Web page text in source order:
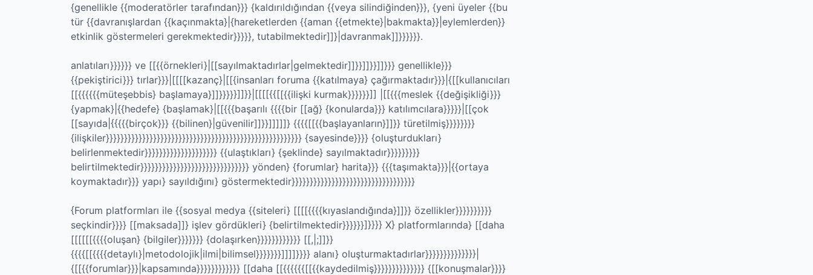
{genellikle {{moderatörler tarafından}}} {kaldırıldığından {{veya silindiğinden}}}, {yeni üyeler {{bu
tür {{davranışlardan {{kaçınmakta}|{hareketlerden {{aman {{etmekte}|bakmakta}}|eylemlerden}}
etkinlik göstermeleri gerekmektedir}}}}}, tutabilmektedir]]}|davranmak]]}}}}}}.
anlatıları}}}}}} ve [[{{örnekleri}|[[sayılmaktadırlar|gelmektedir]]}}]]}}]]}}} genellikle}}}
{{pekiştirici}}} tırlar}}}|[[[[kazanç}|[[{insanları foruma {{katılmaya} çağırmaktadır}}}|{[[kullanıcıları
[[{{{{{{müteşebbis} başlamaya}]]}}}}}]]}}|[[[[{{[[{{ilişki kurmak}}}}}}]] |[[{{{meslek {{değişikliği}}}
{yapmak}|{{hedefe} {başlamak}|[[{{{başarılı {{{{bir [[ağ} {konularda}}} katılımcılara}}}}}|[[çok
[[sayıda|{{{{{birçok}}} {{bilinen}|güvenilir]]}}]]]]]} {{{{[[{{başlayanların}]]}} türetilmiş}}}}}}}}
{ilişkiler}}}}}}}}}}}}}}}}}}}}}}}}}}}}}}}}}}}}}}}}}}}}}}}}}}}}}} {sayesinde}}}} {oluşturdukları}
belirlenmektedir}}}}}}}}}}}}}}}}}}}} {{ulaştıkları} {şeklinde} sayılmaktadır}}}}}}}}}
belirtilmektedir}}}}}}}}}}}}}}}}}}}}}}}}}}}}}} yönden} {forumlar} harita}}} {{{taşımakta}}}|{{ortaya
koymaktadır}}} yapı} sayıldığını} göstermektedir}}}}}}}}}}}}}}}}}}}}}}}}}}}}}}}}}}
{Forum platformları ile {{sosyal medya {{siteleri} [[[[{{{{kıyaslandığında}]]}} özellikler}}}}}}}}}}
seçkindir}}}} [[maksada]]} işlev gördükleri} {belirtilmektedir}}}}}}]}}}} X} platformlarında} [[daha
[[[[[[{{{{oluşan} {bilgiler}}}}}}} {dolaşırken}}}}}}}}}}}} [[,|;]]}}
{{{{[[{{{{detaylı}|metodolojik|ilmi|bilimsel}}}}}}}]]]]}}}} alanı} oluşturmaktadırlar}}}}}}}}}}}}}}|
{[[{{forumlar}}}|kapsamında}}}}}}}}}}}} [[daha [[{{{{{{[[{{kaydedilmiş}}}}}}}}}}}}}} {[[konuşmalar}}}}